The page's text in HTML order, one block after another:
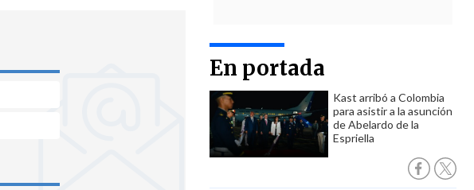
En portada
Kast arribó a Colombia
para asistir a la asunción
de Abelardo de la
Espriella